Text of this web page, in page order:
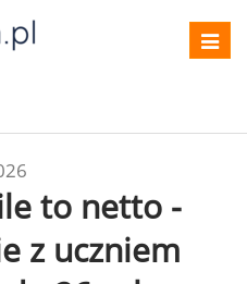
to netto -
z uczniem